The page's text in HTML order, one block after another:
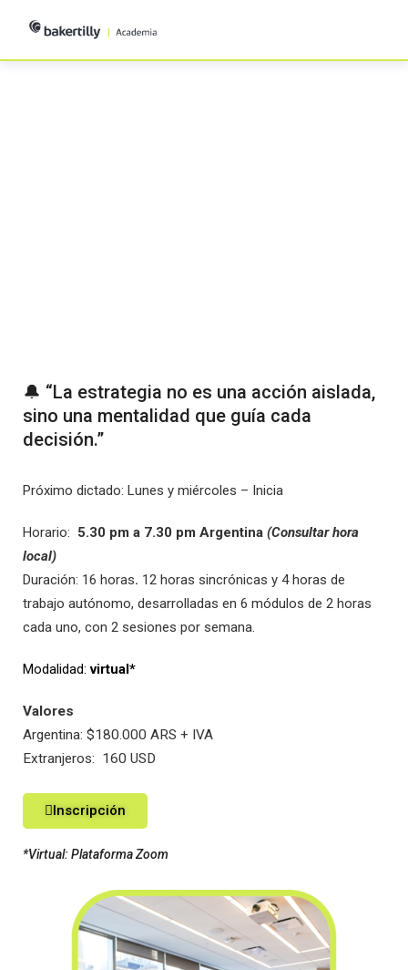
🔔 “La estrategia no es una acción aislada,
sino una mentalidad que guía cada
decisión.”
Próximo dictado: Lunes y miércoles – Inicia
Horario: 5.30 pm a 7.30 pm Argentina (Consultar hora
local)
Duración: 16 horas. 12 horas sincrónicas y 4 horas de
trabajo autónomo, desarrolladas en 6 módulos de 2 horas
cada uno, con 2 sesiones por semana.
Modalidad:virtual*
Valores
Argentina: $180.000 ARS + IVA
Extranjeros: 160 USD
Inscripción
*Virtual: Plataforma Zoom